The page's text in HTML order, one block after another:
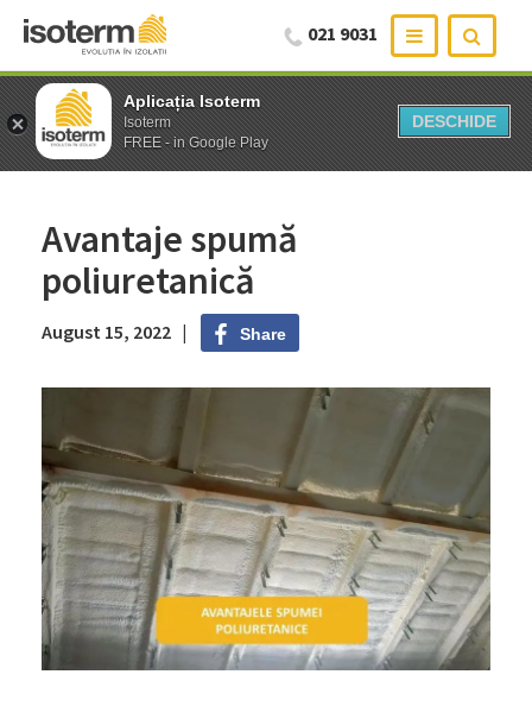
Aplicația Isoterm
Isoterm
FREE - in Google Play
DESCHIDE
Aplicația Isoterm
Isoterm
FREE - in Google Play
DESCHIDE
021 9031
Avantaje spumă
poliuretanică
August 15, 2022 | Share